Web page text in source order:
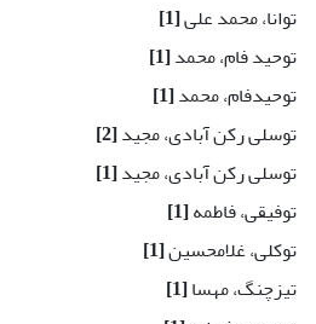
توانا، محمد علی[1]
توحید فام، محمد[1]
توحیدفام، محمد[1]
توسلی رکن آبادی، مجید[2]
توسلی رکن آبادی، مجید[1]
توفیقی، فاطمه[1]
توکلی، غلامحسین[1]
تیزچنگ، مهسا[1]